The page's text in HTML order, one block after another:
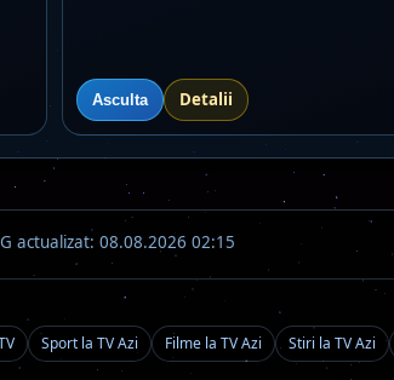
Asculta Detalii
actualizat: 08.08.2026 02:15
Sport la TV Azi Filme la TV Azi Stiri la TV Azi